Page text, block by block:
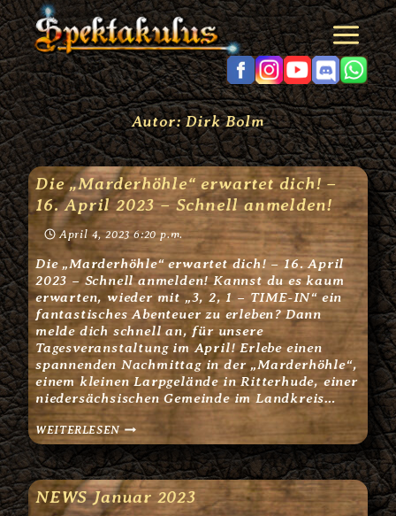
Zum
Inhalt
springen
Autor: Dirk Bolm
Die „Marderhöhle“ erwartet dich! –
16. April 2023 – Schnell anmelden!
April 4, 2023 6:20 p.m.
Die „Marderhöhle“ erwartet dich! – 16. April
2023 – Schnell anmelden! Kannst du es kaum
erwarten, wieder mit „3, 2, 1 – TIME-IN“ ein
fantastisches Abenteuer zu erleben? Dann
melde dich schnell an, für unsere
Tagesveranstaltung im April! Erlebe einen
spannenden Nachmittag in der „Marderhöhle“,
einem kleinen Larpgelände in Ritterhude, einer
niedersächsischen Gemeinde im Landkreis…
WEITERLESENDIE
„MARDERHÖHLE“
ERWARTET
DICH!
–
16.
APRIL
NEWS Januar 2023